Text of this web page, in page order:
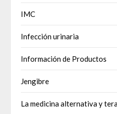
IMC
Infección urinaria
Información de Productos
Jengibre
La medicina alternativa y